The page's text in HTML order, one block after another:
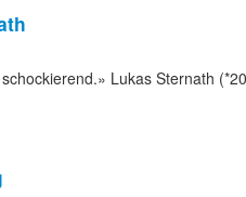
Lukas Sternath